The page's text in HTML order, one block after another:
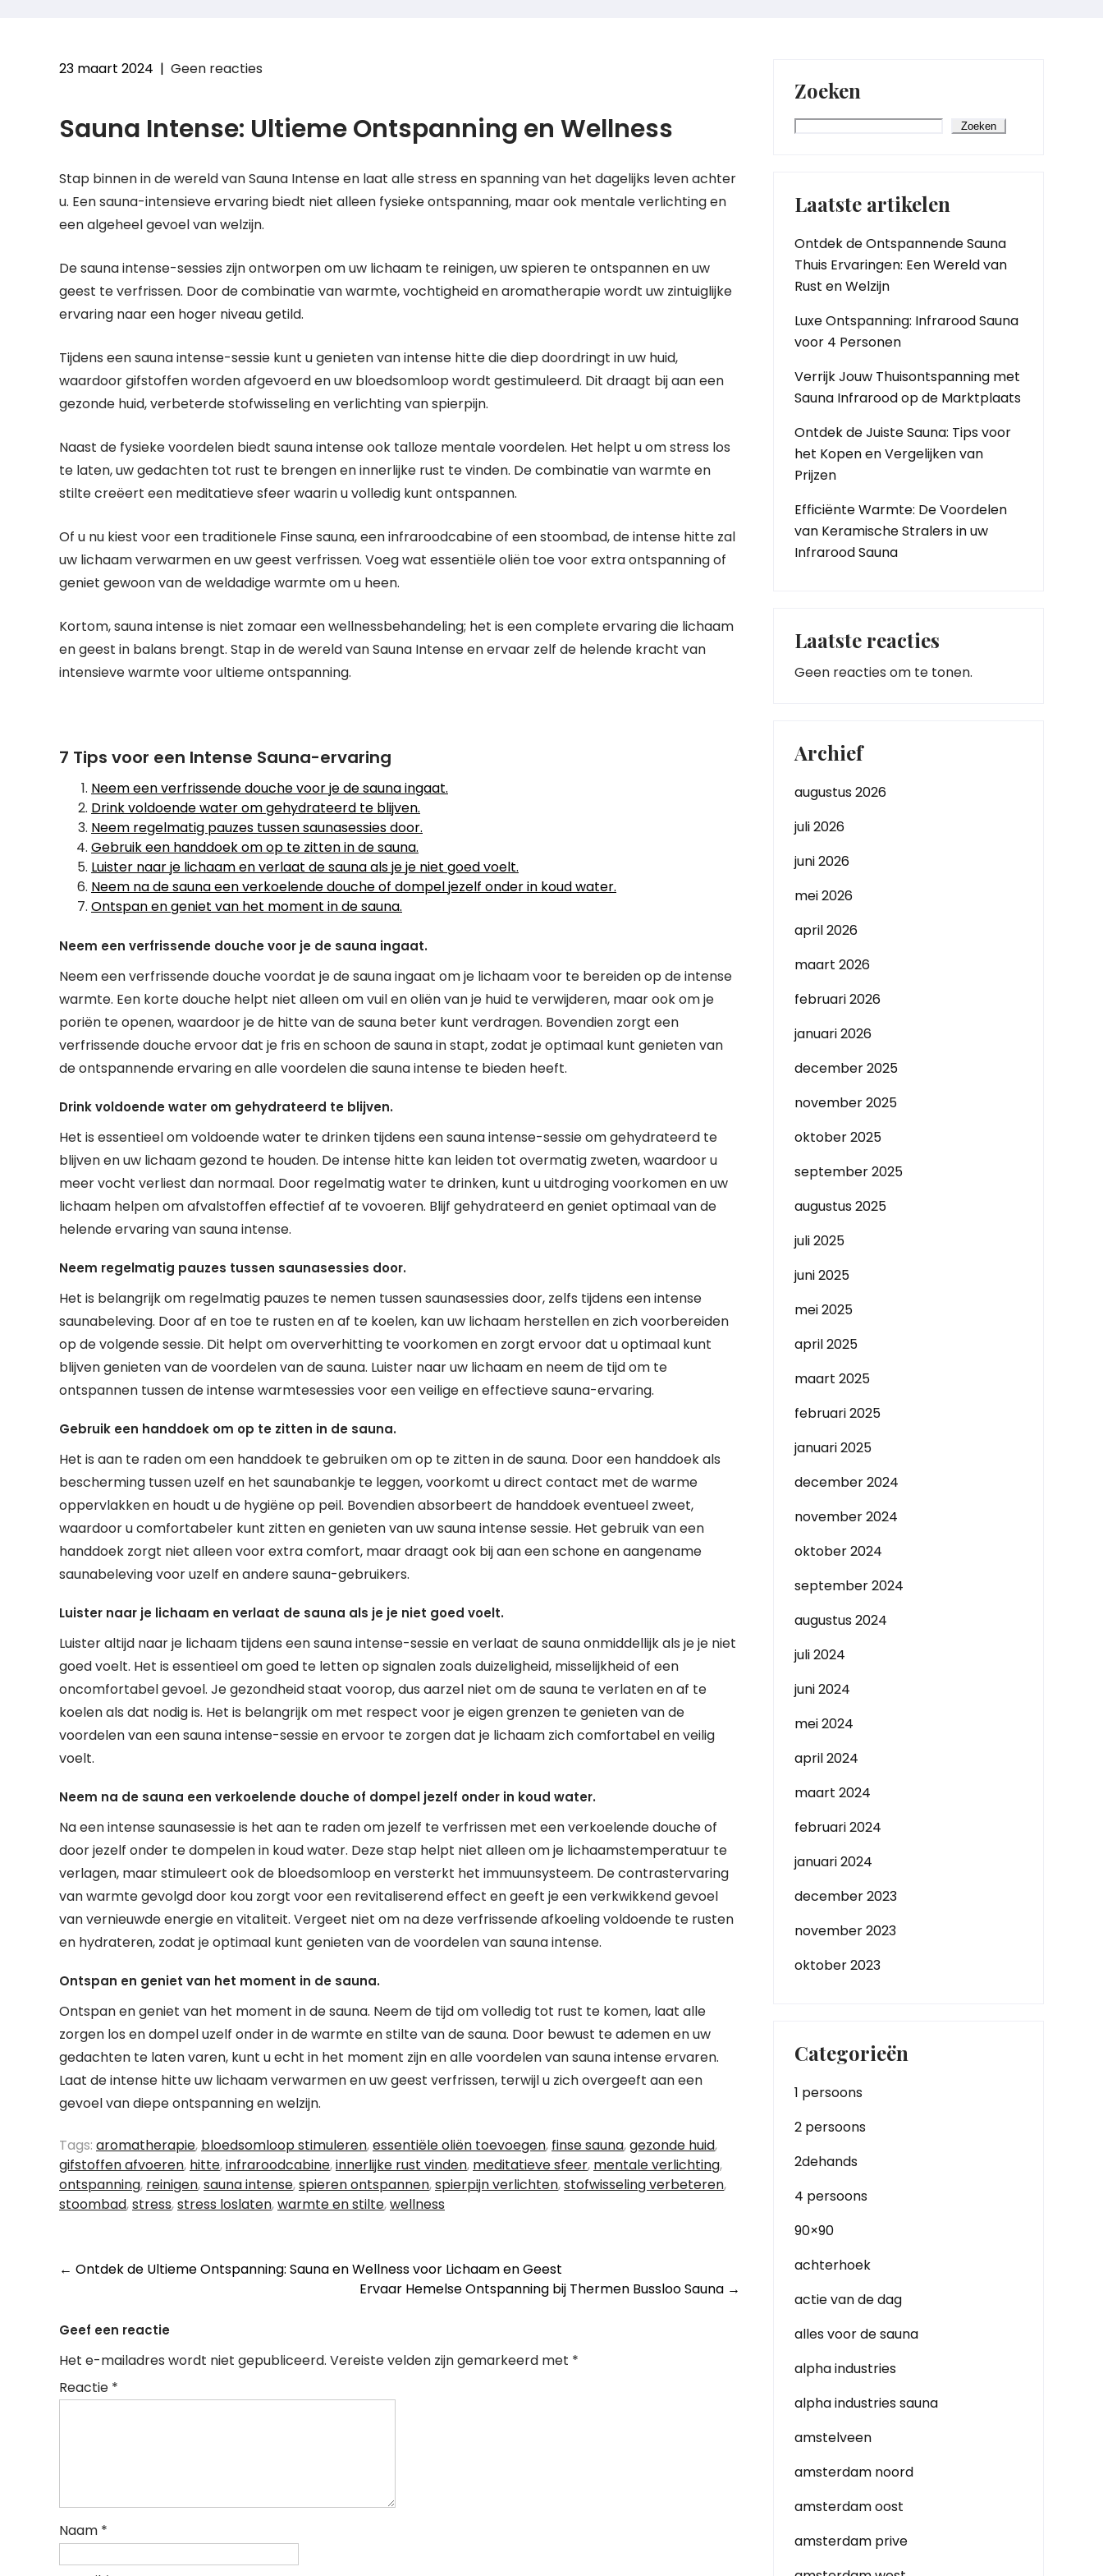
23 maart 2024 | Geen reacties
Sauna Intense: Ultieme Ontspanning en Wellness
Stap binnen in de wereld van Sauna Intense en laat alle stress en spanning van het dagelijks leven achter
u. Een sauna-intensieve ervaring biedt niet alleen fysieke ontspanning, maar ook mentale verlichting en
een algeheel gevoel van welzijn.
De sauna intense-sessies zijn ontworpen om uw lichaam te reinigen, uw spieren te ontspannen en uw
geest te verfrissen. Door de combinatie van warmte, vochtigheid en aromatherapie wordt uw zintuiglijke
ervaring naar een hoger niveau getild.
Tijdens een sauna intense-sessie kunt u genieten van intense hitte die diep doordringt in uw huid,
waardoor gifstoffen worden afgevoerd en uw bloedsomloop wordt gestimuleerd. Dit draagt bij aan een
gezonde huid, verbeterde stofwisseling en verlichting van spierpijn.
Naast de fysieke voordelen biedt sauna intense ook talloze mentale voordelen. Het helpt u om stress los
te laten, uw gedachten tot rust te brengen en innerlijke rust te vinden. De combinatie van warmte en
stilte creëert een meditatieve sfeer waarin u volledig kunt ontspannen.
Of u nu kiest voor een traditionele Finse sauna, een infraroodcabine of een stoombad, de intense hitte zal
uw lichaam verwarmen en uw geest verfrissen. Voeg wat essentiële oliën toe voor extra ontspanning of
geniet gewoon van de weldadige warmte om u heen.
Kortom, sauna intense is niet zomaar een wellnessbehandeling; het is een complete ervaring die lichaam
en geest in balans brengt. Stap in de wereld van Sauna Intense en ervaar zelf de helende kracht van
intensieve warmte voor ultieme ontspanning.
7 Tips voor een Intense Sauna-ervaring
Neem een verfrissende douche voor je de sauna ingaat.
Drink voldoende water om gehydrateerd te blijven.
Neem regelmatig pauzes tussen saunasessies door.
Gebruik een handdoek om op te zitten in de sauna.
Luister naar je lichaam en verlaat de sauna als je je niet goed voelt.
Neem na de sauna een verkoelende douche of dompel jezelf onder in koud water.
Ontspan en geniet van het moment in de sauna.
Neem een verfrissende douche voor je de sauna ingaat.
Neem een verfrissende douche voordat je de sauna ingaat om je lichaam voor te bereiden op de intense
warmte. Een korte douche helpt niet alleen om vuil en oliën van je huid te verwijderen, maar ook om je
poriën te openen, waardoor je de hitte van de sauna beter kunt verdragen. Bovendien zorgt een
verfrissende douche ervoor dat je fris en schoon de sauna in stapt, zodat je optimaal kunt genieten van
de ontspannende ervaring en alle voordelen die sauna intense te bieden heeft.
Drink voldoende water om gehydrateerd te blijven.
Het is essentieel om voldoende water te drinken tijdens een sauna intense-sessie om gehydrateerd te
blijven en uw lichaam gezond te houden. De intense hitte kan leiden tot overmatig zweten, waardoor u
meer vocht verliest dan normaal. Door regelmatig water te drinken, kunt u uitdroging voorkomen en uw
lichaam helpen om afvalstoffen effectief af te vovoeren. Blijf gehydrateerd en geniet optimaal van de
helende ervaring van sauna intense.
Neem regelmatig pauzes tussen saunasessies door.
Het is belangrijk om regelmatig pauzes te nemen tussen saunasessies door, zelfs tijdens een intense
saunabeleving. Door af en toe te rusten en af te koelen, kan uw lichaam herstellen en zich voorbereiden
op de volgende sessie. Dit helpt om oververhitting te voorkomen en zorgt ervoor dat u optimaal kunt
blijven genieten van de voordelen van de sauna. Luister naar uw lichaam en neem de tijd om te
ontspannen tussen de intense warmtesessies voor een veilige en effectieve sauna-ervaring.
Gebruik een handdoek om op te zitten in de sauna.
Het is aan te raden om een handdoek te gebruiken om op te zitten in de sauna. Door een handdoek als
bescherming tussen uzelf en het saunabankje te leggen, voorkomt u direct contact met de warme
oppervlakken en houdt u de hygiëne op peil. Bovendien absorbeert de handdoek eventueel zweet,
waardoor u comfortabeler kunt zitten en genieten van uw sauna intense sessie. Het gebruik van een
handdoek zorgt niet alleen voor extra comfort, maar draagt ook bij aan een schone en aangename
saunabeleving voor uzelf en andere sauna-gebruikers.
Luister naar je lichaam en verlaat de sauna als je je niet goed voelt.
Luister altijd naar je lichaam tijdens een sauna intense-sessie en verlaat de sauna onmiddellijk als je je niet
goed voelt. Het is essentieel om goed te letten op signalen zoals duizeligheid, misselijkheid of een
oncomfortabel gevoel. Je gezondheid staat voorop, dus aarzel niet om de sauna te verlaten en af te
koelen als dat nodig is. Het is belangrijk om met respect voor je eigen grenzen te genieten van de
voordelen van een sauna intense-sessie en ervoor te zorgen dat je lichaam zich comfortabel en veilig
voelt.
Neem na de sauna een verkoelende douche of dompel jezelf onder in koud water.
Na een intense saunasessie is het aan te raden om jezelf te verfrissen met een verkoelende douche of
door jezelf onder te dompelen in koud water. Deze stap helpt niet alleen om je lichaamstemperatuur te
verlagen, maar stimuleert ook de bloedsomloop en versterkt het immuunsysteem. De contrastervaring
van warmte gevolgd door kou zorgt voor een revitaliserend effect en geeft je een verkwikkend gevoel
van vernieuwde energie en vitaliteit. Vergeet niet om na deze verfrissende afkoeling voldoende te rusten
en hydrateren, zodat je optimaal kunt genieten van de voordelen van sauna intense.
Ontspan en geniet van het moment in de sauna.
Ontspan en geniet van het moment in de sauna. Neem de tijd om volledig tot rust te komen, laat alle
zorgen los en dompel uzelf onder in de warmte en stilte van de sauna. Door bewust te ademen en uw
gedachten te laten varen, kunt u echt in het moment zijn en alle voordelen van sauna intense ervaren.
Laat de intense hitte uw lichaam verwarmen en uw geest verfrissen, terwijl u zich overgeeft aan een
gevoel van diepe ontspanning en welzijn.
Tags: aromatherapie, bloedsomloop stimuleren,essentiële oliën toevoegen, finse sauna,gezonde huid,
gifstoffen afvoeren, hitte,infraroodcabine,innerlijke rust vinden, meditatieve sfeer, mentale verlichting,
ontspanning, reinigen,sauna intense,spieren ontspannen,spierpijn verlichten,stofwisseling verbeteren,
stoombad,stress,stress loslaten,warmte en stilte,wellness
Berichtnavigatie
← Ontdek de Ultieme Ontspanning: Sauna en Wellness voor Lichaam en Geest
Ervaar Hemelse Ontspanning bij Thermen Bussloo Sauna →
Geef een reactie
Het e-mailadres wordt niet gepubliceerd. Vereiste velden zijn gemarkeerd met *
Reactie *
Naam *
Zoeken
Zoeken
Laatste artikelen
Ontdek de Ontspannende Sauna
Thuis Ervaringen: Een Wereld van
Rust en Welzijn
Luxe Ontspanning: Infrarood Sauna
voor 4 Personen
Verrijk Jouw Thuisontspanning met
Sauna Infrarood op de Marktplaats
Ontdek de Juiste Sauna: Tips voor
het Kopen en Vergelijken van
Prijzen
Efficiënte Warmte: De Voordelen
van Keramische Stralers in uw
Infrarood Sauna
Laatste reacties
Geen reacties om te tonen.
Archief
augustus 2026
juli 2026
juni 2026
mei 2026
april 2026
maart 2026
februari 2026
januari 2026
december 2025
november 2025
oktober 2025
september 2025
augustus 2025
juli 2025
juni 2025
mei 2025
april 2025
maart 2025
februari 2025
januari 2025
december 2024
november 2024
oktober 2024
september 2024
augustus 2024
juli 2024
juni 2024
mei 2024
april 2024
maart 2024
februari 2024
januari 2024
december 2023
november 2023
oktober 2023
Categorieën
1 persoons
2 persoons
2dehands
4 persoons
90×90
achterhoek
actie van de dag
alles voor de sauna
alpha industries
alpha industries sauna
amstelveen
amsterdam noord
amsterdam oost
amsterdam prive